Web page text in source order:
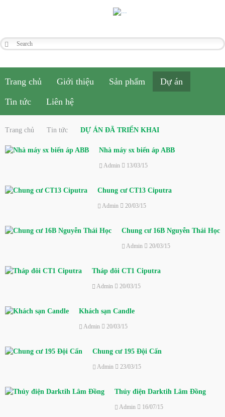
Trang chủ Giới thiệu Sản phẩm
Dự án
Tin tức
Liên hệ
Trang chủ Tin tức DỰ ÁN ĐÃ TRIỂN KHAI
Nhà máy sx biến áp ABB
Admin 13/03/15
Chung cư CT13 Ciputra
Admin 20/03/15
Chung cư 16B Nguyễn Thái Học
Admin 20/03/15
Tháp đôi CT1 Ciputra
Admin 20/03/15
Khách sạn Candle
Admin 20/03/15
Chung cư 195 Đội Cấn
Admin 23/03/15
Thủy điện Darktih Lâm Đồng
Admin 16/07/15